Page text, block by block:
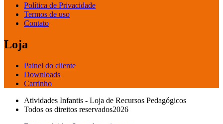
Política de Privacidade
Termos de uso
Contato
Loja
Painel do cliente
Downloads
Carrinho
Atividades Infantis - Loja de Recursos Pedagógicos
Todos os direitos reservados2026